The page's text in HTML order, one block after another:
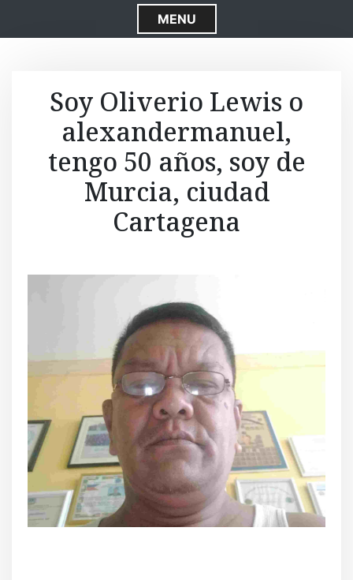
S
k
o
o
n
e
n
t
MENU
Soy Oliverio Lewis o
alexandermanuel,
tengo 50 años, soy de
Murcia, ciudad
Cartagena